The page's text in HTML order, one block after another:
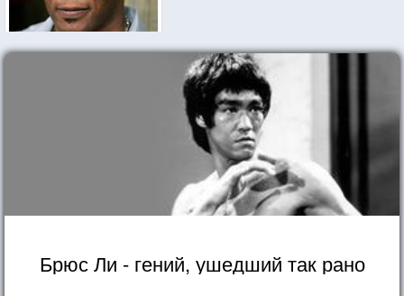
Брюс Ли - гений, ушедший так рано